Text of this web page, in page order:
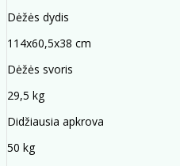
Dėžės dydis
114x60,5x38 cm
Dėžės svoris
29,5 kg
Didžiausia apkrova
50 kg